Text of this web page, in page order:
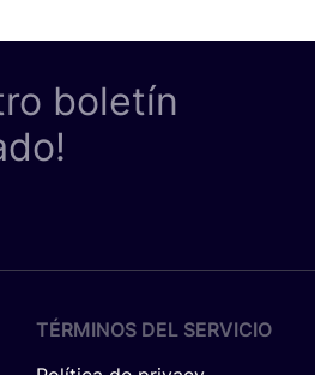
boletín
TÉRMINOS DEL SERVICIO